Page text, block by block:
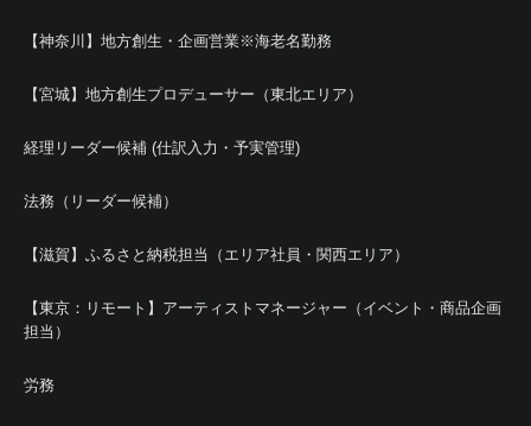
【神奈川】地方創生・企画営業※海老名勤務
【宮城】地方創生プロデューサー（東北エリア）
経理リーダー候補 (仕訳入力・予実管理)
法務（リーダー候補）
【滋賀】ふるさと納税担当（エリア社員・関西エリア）
【東京：リモート】アーティストマネージャー（イベント・商品企画
担当）
労務